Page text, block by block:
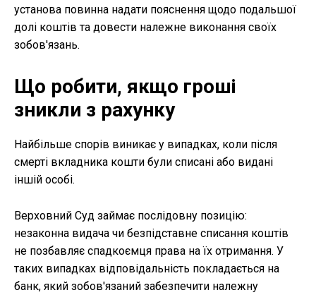
установа повинна надати пояснення щодо подальшої
долі коштів та довести належне виконання своїх
зобов'язань.
Що робити, якщо гроші
зникли з рахунку
Найбільше спорів виникає у випадках, коли після
смерті вкладника кошти були списані або видані
іншій особі.
Верховний Суд займає послідовну позицію:
незаконна видача чи безпідставне списання коштів
не позбавляє спадкоємця права на їх отримання. У
таких випадках відповідальність покладається на
банк, який зобов'язаний забезпечити належну